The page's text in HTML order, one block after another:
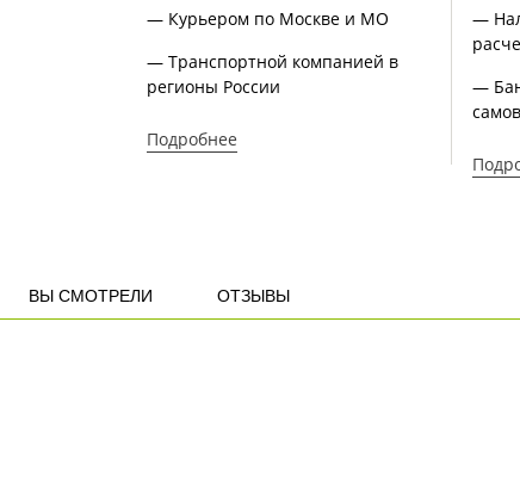
— Курьером по Москве и МО
— Транспортной компанией в
регионы России
Подробнее
—
—
ВЫ СМОТРЕЛИ ОТЗЫВЫ